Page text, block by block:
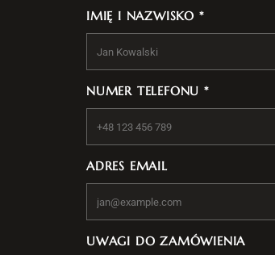
IMIĘ I NAZWISKO *
NUMER TELEFONU *
ADRES EMAIL
UWAGI DO ZAMÓWIENIA